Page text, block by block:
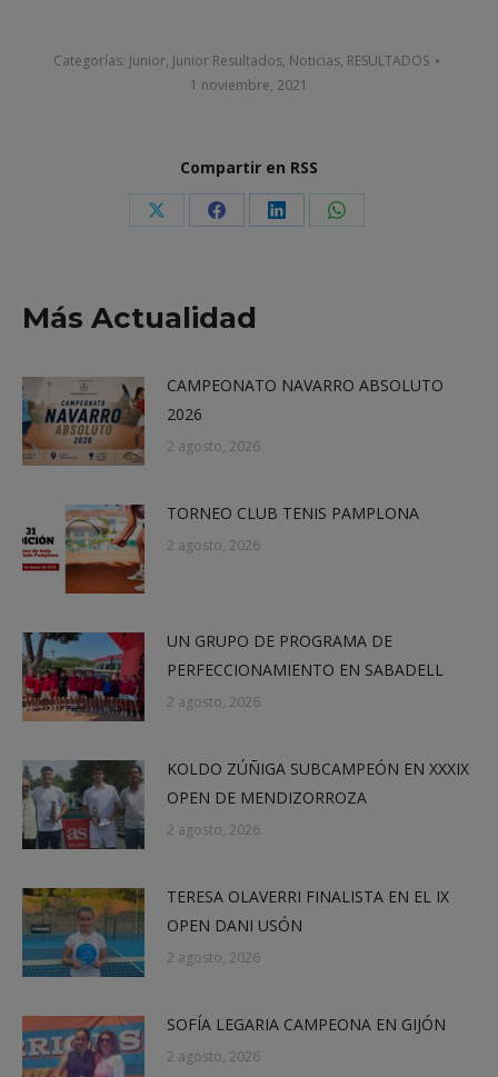
Categorías: Junior, Junior Resultados, Noticias, RESULTADOS
1 noviembre, 2021
Compartir en RSS
Share Share Share Share
Más Actualidad
CAMPEONATO NAVARRO ABSOLUTO
2026
2 agosto, 2026
TORNEO CLUB TENIS PAMPLONA
2 agosto, 2026
UN GRUPO DE PROGRAMA DE
PERFECCIONAMIENTO EN SABADELL
2 agosto, 2026
KOLDO ZÚÑIGA SUBCAMPEÓN EN XXXIX
OPEN DE MENDIZORROZA
2 agosto, 2026
TERESA OLAVERRI FINALISTA EN EL IX
OPEN DANI USÓN
2 agosto, 2026
SOFÍA LEGARIA CAMPEONA EN GIJÓN
2 agosto, 2026